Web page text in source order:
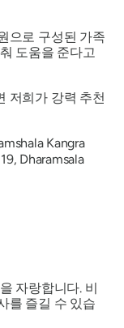
으로 구성된 가족
도움을 준다고
저희가 강력 추천
Kangra
Dharamsala
자랑합니다. 비
를 즐길 수 있습